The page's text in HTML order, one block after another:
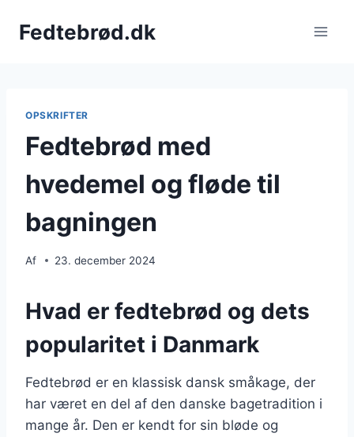
Fedtebrød.dk
OPSKRIFTER
Fedtebrød med
hvedemel og fløde til
bagningen
Af 23. december 2024
Hvad er fedtebrød og dets
popularitet i Danmark
Fedtebrød er en klassisk dansk småkage, der
har været en del af den danske bagetradition i
mange år. Den er kendt for sin bløde og